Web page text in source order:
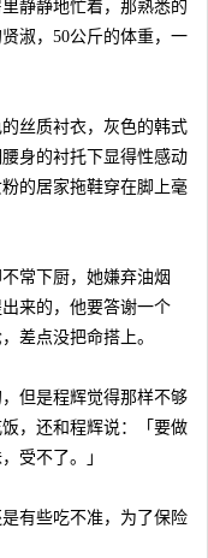
静静地忙着，那熟悉的
淑，50公斤的体重，一
丝质衬衣，灰色的韩式
身的衬托下显得性感动
的居家拖鞋穿在脚上毫
常下厨，她嫌弃油烟
来的，他要答谢一个
差点没把命搭上。
但是程辉觉得那样不够
，还和程辉说：「要做
受不了。」
有些吃不准，为了保险